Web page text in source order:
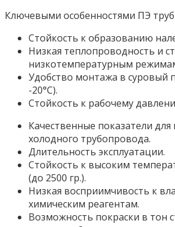
Ключевыми особенностями ПЭ
Стойкость к образованию
Низкая теплопроводность и
низкотемпературным
Удобство монтажа в суровый
-20°С).
Стойкость к рабочему
Качественные показатели для
холодного трубопровода.
Длительность эксплуатации.
Стойкость к высоким
(до 2500 гр.).
Низкая восприимчивость к
химическим реагентам.
Возможность покраски в тон